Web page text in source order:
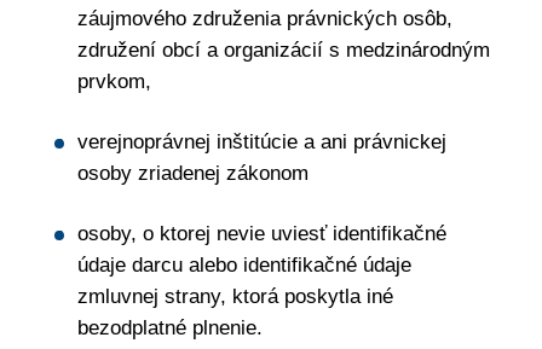
záujmového združenia právnických osôb,
združení obcí a organizácií s medzinárodným
prvkom,
verejnoprávnej inštitúcie a ani právnickej
osoby zriadenej zákonom
osoby, o ktorej nevie uviesť identifikačné
údaje darcu alebo identifikačné údaje
zmluvnej strany, ktorá poskytla iné
bezodplatné plnenie.